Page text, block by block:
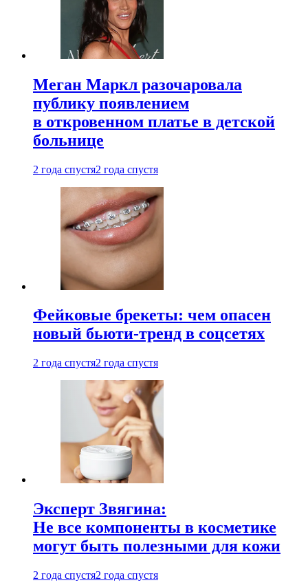
Меган Маркл разочаровала
публику появлением
в откровенном платье в детской
больнице
2 года спустя2 года спустя
Фейковые брекеты: чем опасен
новый бьюти-тренд в соцсетях
2 года спустя2 года спустя
Эксперт Звягина:
Не все компоненты в косметике
могут быть полезными для кожи
2 года спустя2 года спустя